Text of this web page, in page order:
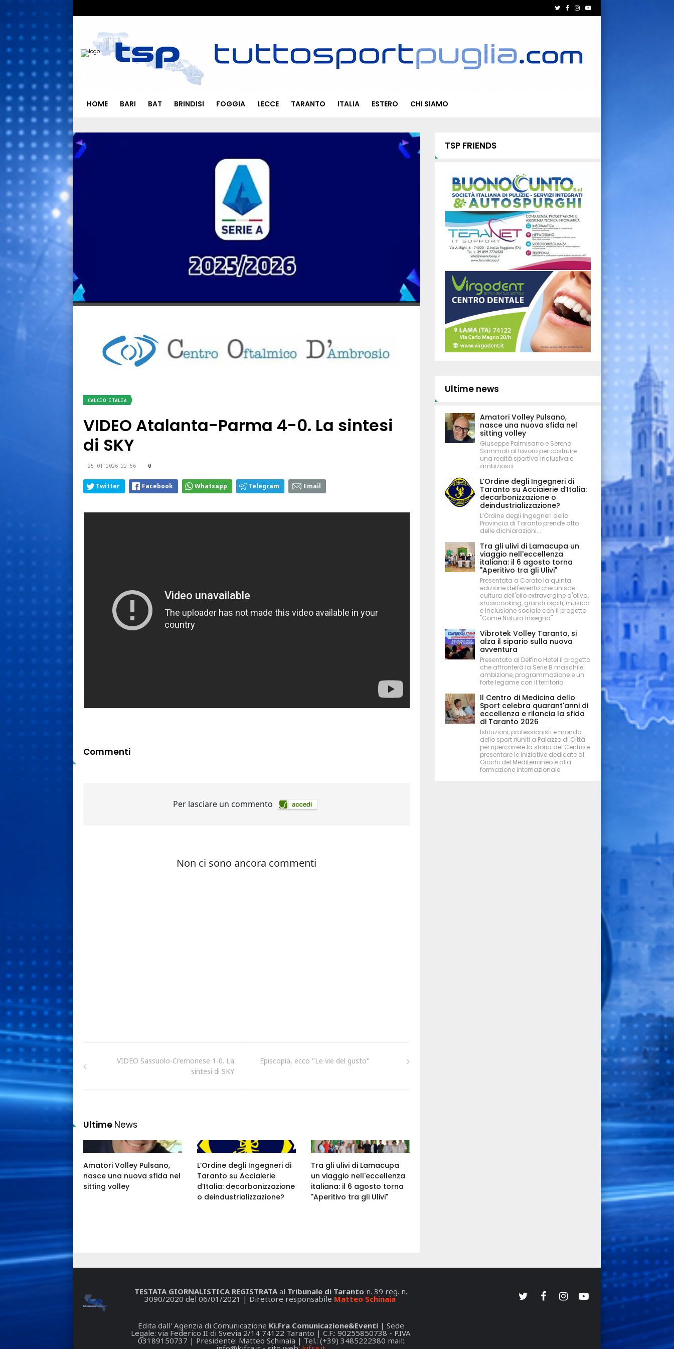
HOME BARI BAT BRINDISI FOGGIA LECCE TARANTO ITALIA ESTERO CHI SIAMO
CALCIO ITALIA
VIDEO Atalanta-Parma 4-0. La sintesi
di SKY
25.01.2026 22:56 0
Twitter Facebook Whatsapp Telegram Email
Commenti
VIDEO Sassuolo-Cremonese 1-0. La
sintesi di SKY
Episcopia, ecco "Le vie del gusto"
Ultime News
Amatori Volley Pulsano,
nasce una nuova sfida nel
sitting volley
L’Ordine degli Ingegneri di
Taranto su Acciaierie
d’Italia: decarbonizzazione
o deindustrializzazione?
Tra gli ulivi di Lamacupa
un viaggio nell'eccellenza
italiana: il 6 agosto torna
"Aperitivo tra gli Ulivi"
TSP FRIENDS
Ultime news
Amatori Volley Pulsano,
nasce una nuova sfida nel
sitting volley
Giuseppe Palmisano e Serena
Sammali al lavoro per costruire
una realtà sportiva inclusiva e
ambiziosa
L’Ordine degli Ingegneri di
Taranto su Acciaierie d’Italia:
decarbonizzazione o
deindustrializzazione?
L’Ordine degli Ingegneri della
Provincia di Taranto prende atto
delle dichiarazioni...
Tra gli ulivi di Lamacupa un
viaggio nell'eccellenza
italiana: il 6 agosto torna
"Aperitivo tra gli Ulivi"
Presentata a Corato la quinta
edizione dell'evento che unisce
cultura dell'olio extravergine d'oliva,
showcooking, grandi ospiti, musica
e inclusione sociale con il progetto
"Come Natura Insegna"
Vibrotek Volley Taranto, si
alza il sipario sulla nuova
avventura
Presentato al Delfino Hotel il progetto
che affronterà la Serie B maschile:
ambizione, programmazione e un
forte legame con il territorio
Il Centro di Medicina dello
Sport celebra quarant'anni di
eccellenza e rilancia la sfida
di Taranto 2026
Istituzioni, professionisti e mondo
dello sport riuniti a Palazzo di Città
per ripercorrere la storia del Centro e
presentare le iniziative dedicate ai
Giochi del Mediterraneo e alla
formazione internazionale
TESTATA GIORNALISTICA REGISTRATAal Tribunale di Taranto n. 39 reg. n.
3090/2020 del 06/01/2021 | Direttore responsabile Matteo Schinaia
Edita dall' Agenzia di Comunicazione Ki.Fra Comunicazione&Eventi| Sede
Legale: via Federico II di Svevia 2/14 74122 Taranto | C.F.: 90255850738 - P.IVA
03189150737 | Presidente: Matteo Schinaia | Tel.: (+39) 3485222380 mail: